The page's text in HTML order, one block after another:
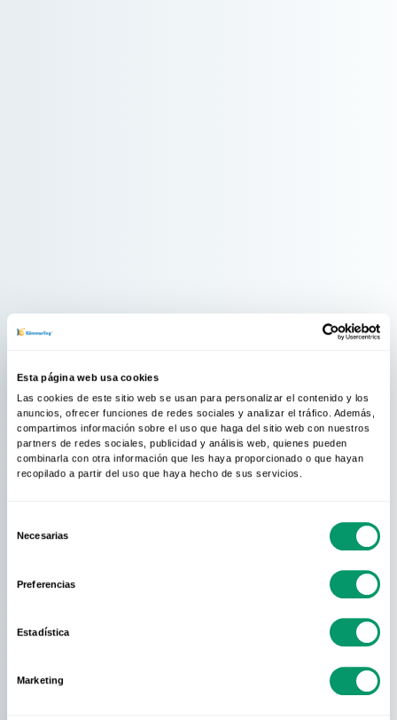
Esta página web usa cookies
Las cookies de este sitio web se usan para personalizar el contenido y los
anuncios, ofrecer funciones de redes sociales y analizar el tráfico. Además,
compartimos información sobre el uso que haga del sitio web con nuestros
partners de redes sociales, publicidad y análisis web, quienes pueden
combinarla con otra información que les haya proporcionado o que hayan
recopilado a partir del uso que haya hecho de sus servicios.
Necesarias
Preferencias
Estadística
Marketing